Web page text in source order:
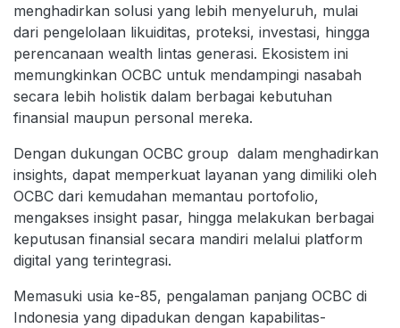
menghadirkan solusi yang lebih menyeluruh, mulai
dari pengelolaan likuiditas, proteksi, investasi, hingga
perencanaan wealth lintas generasi. Ekosistem ini
memungkinkan OCBC untuk mendampingi nasabah
secara lebih holistik dalam berbagai kebutuhan
finansial maupun personal mereka.
Dengan dukungan OCBC group dalam menghadirkan
insights, dapat memperkuat layanan yang dimiliki oleh
OCBC dari kemudahan memantau portofolio,
mengakses insight pasar, hingga melakukan berbagai
keputusan finansial secara mandiri melalui platform
digital yang terintegrasi.
Memasuki usia ke-85, pengalaman panjang OCBC di
Indonesia yang dipadukan dengan kapabilitas-